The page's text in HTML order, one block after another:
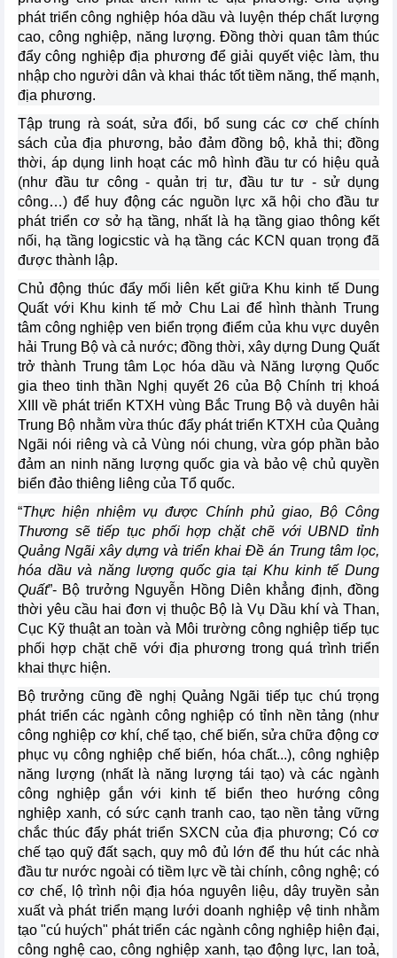
phát triển công nghiệp hóa dầu và luyện thép chất lượng
cao, công nghiệp, năng lượng. Đồng thời quan tâm thúc
đẩy công nghiệp địa phương để giải quyết việc làm, thu
nhập cho người dân và khai thác tốt tiềm năng, thế mạnh,
địa phương.
Tập trung rà soát, sửa đổi, bổ sung các cơ chế chính
sách của địa phương, bảo đảm đồng bộ, khả thi; đồng
thời, áp dụng linh hoạt các mô hình đầu tư có hiệu quả
(như đầu tư công - quản trị tư, đầu tư tư - sử dụng
công…) để huy động các nguồn lực xã hội cho đầu tư
phát triển cơ sở hạ tầng, nhất là hạ tầng giao thông kết
nối, hạ tầng logicstic và hạ tầng các KCN quan trọng đã
được thành lập.
Chủ động thúc đẩy mối liên kết giữa Khu kinh tế Dung
Quất với Khu kinh tế mở Chu Lai để hình thành Trung
tâm công nghiệp ven biển trọng điểm của khu vực duyên
hải Trung Bộ và cả nước; đồng thời, xây dựng Dung Quất
trở thành Trung tâm Lọc hóa dầu và Năng lượng Quốc
gia theo tinh thần Nghị quyết 26 của Bộ Chính trị khoá
XIII về phát triển KTXH vùng Bắc Trung Bộ và duyên hải
Trung Bộ nhằm vừa thúc đẩy phát triển KTXH của Quảng
Ngãi nói riêng và cả Vùng nói chung, vừa góp phần bảo
đảm an ninh năng lượng quốc gia và bảo vệ chủ quyền
biển đảo thiêng liêng của Tổ quốc.
“Thực hiện nhiệm vụ được Chính phủ giao, Bộ Công
Thương sẽ tiếp tục phối hợp chặt chẽ với UBND tỉnh
Quảng Ngãi xây dựng và triển khai Đề án Trung tâm lọc,
hóa dầu và năng lượng quốc gia tại Khu kinh tế Dung
Quất”­- Bộ trưởng Nguyễn Hồng Diên khẳng định, đồng
thời yêu cầu hai đơn vị thuộc Bộ là Vụ Dầu khí và Than,
Cục Kỹ thuật an toàn và Môi trường công nghiệp tiếp tục
phối hợp chặt chẽ với địa phương trong quá trình triển
khai thực hiện.
Bộ trưởng cũng đề nghị Quảng Ngãi tiếp tục chú trọng
phát triển các ngành công nghiệp có tỉnh nền tảng (như
công nghiệp cơ khí, chế tạo, chế biến, sửa chữa động cơ
phục vụ công nghiệp chế biến, hóa chất...), công nghiệp
năng lượng (nhất là năng lượng tái tạo) và các ngành
công nghiệp gắn với kinh tế biển theo hướng công
nghiệp xanh, có sức cạnh tranh cao, tạo nền tảng vững
chắc thúc đẩy phát triển SXCN của địa phương; Có cơ
chế tạo quỹ đất sạch, quy mô đủ lớn để thu hút các nhà
đầu tư nước ngoài có tiềm lực về tài chính, công nghệ; có
cơ chế, lộ trình nội địa hóa nguyên liệu, dây truyền sản
xuất và phát triển mạng lưới doanh nghiệp vệ tinh nhằm
tạo "cú huých" phát triển các ngành công nghiệp hiện đại,
công nghệ cao, công nghiệp xanh, tạo động lực, lan toả,